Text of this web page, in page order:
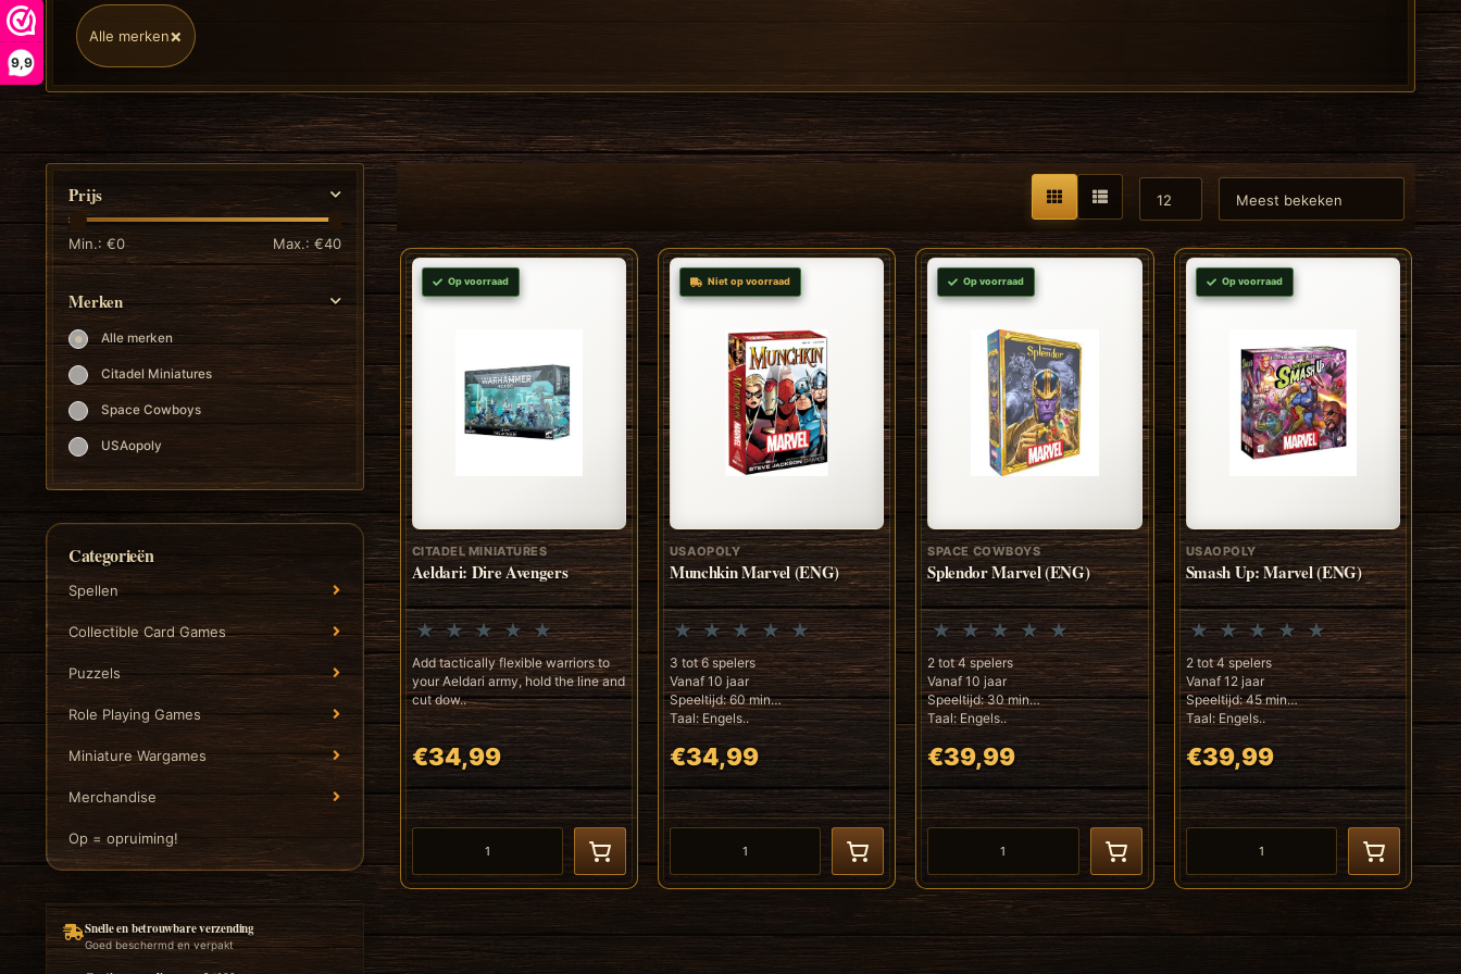
9,9
Alle merken×
Prijs
Min.: €0 Max.: €40
Merken
Alle merken
Citadel Miniatures
Space Cowboys
USAopoly
Categorieën
Spellen
Collectible Card Games
Puzzels
Role Playing Games
Miniature Wargames
Merchandise
Op = opruiming!
Snelle en betrouwbare verzending
Goed beschermd en verpakt
Op voorraad
CITADEL MINIATURES
Aeldari: Dire Avengers
Add tactically flexible warriors to
your Aeldari army, hold the line and
cut dow..
€34,99
Niet op voorraad
USAOPOLY
Munchkin Marvel (ENG)
3 tot 6 spelers
Vanaf 10 jaar
Speeltijd: 60 min
Taal: Engels..
€34,99
Op voorraad
SPACE COWBOYS
Splendor Marvel (ENG)
2 tot 4 spelers
Vanaf 10 jaar
Speeltijd: 30 min
Taal: Engels..
€39,99
Op voorraad
USAOPOLY
Smash Up: Marvel (ENG)
2 tot 4 spelers
Vanaf 12 jaar
Speeltijd: 45 min
Taal: Engels..
€39,99